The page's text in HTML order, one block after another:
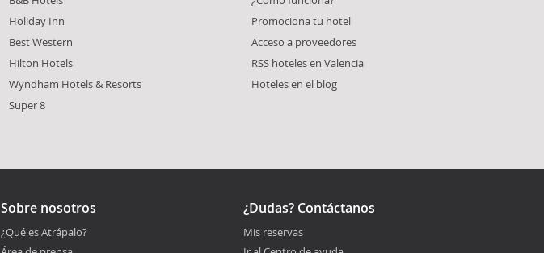
Holiday Inn
Best Western
Hilton Hotels
Wyndham Hotels & Resorts
Super 8
Promociona tu hotel
Acceso a proveedores
RSS hoteles en Valencia
Hoteles en el blog
Sobre nosotros
¿Qué es Atrápalo?
¿Dudas? Contáctanos
Mis reservas